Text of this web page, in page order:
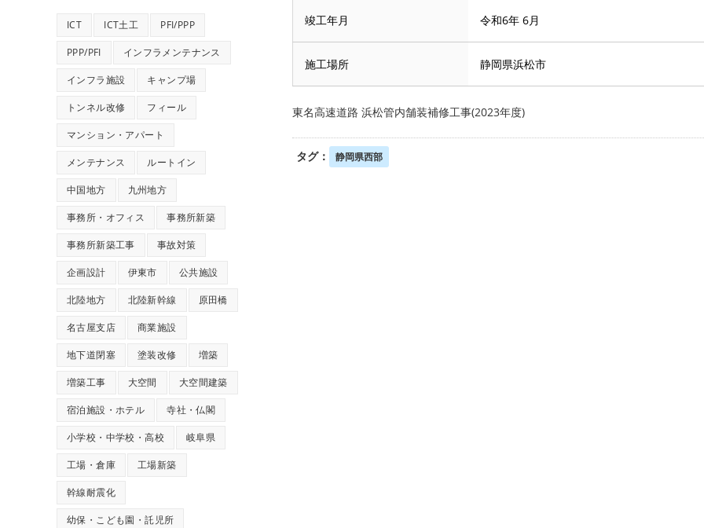
竣工年月 令和6年 6月
施工場所 静岡県浜松市
東名高速道路 浜松管内舗装補修工事(2023年度)
タグ： 静岡県西部
ICT ICT土工 PFI/PPP
PPP/PFI インフラメンテナンス
インフラ施設 キャンプ場
トンネル改修 フィール
マンション・アパート
メンテナンス ルートイン
中国地方 九州地方
事務所・オフィス 事務所新築
事務所新築工事 事故対策
企画設計 伊東市 公共施設
北陸地方 北陸新幹線 原田橋
名古屋支店 商業施設
地下道閉塞 塗装改修 増築
増築工事 大空間 大空間建築
宿泊施設・ホテル 寺社・仏閣
小学校・中学校・高校 岐阜県
工場・倉庫 工場新築
幹線耐震化
幼保・こども園・託児所